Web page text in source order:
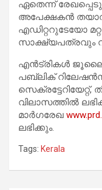
ഏതെന്ന്
അപേക്ഷകന്‍
എഡിറ്ററുടേയോ
സാക്ഷ്യപത്രവും
എന്‍ട്രികള്‍ ജൂലൈ
പബ്ലിക്
വിലാസത്തില്‍
മാര്‍ഗരേഖ
ലഭിക്കും.
Tags: Kerala